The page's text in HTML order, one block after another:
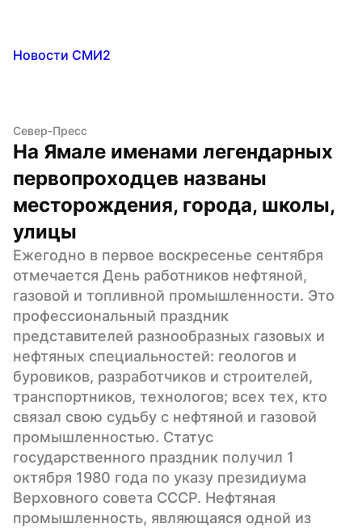
Новости СМИ2
Север-Пресс
На Ямале именами легендарных
первопроходцев названы
месторождения, города, школы,
улицы
Ежегодно в первое воскресенье сентября
отмечается День работников нефтяной,
газовой и топливной промышленности. Это
профессиональный праздник
представителей разнообразных газовых и
нефтяных специальностей: геологов и
буровиков, разработчиков и строителей,
транспортников, технологов; всех тех, кто
связал свою судьбу с нефтяной и газовой
промышленностью. Статус
государственного праздник получил 1
октября 1980 года по указу президиума
Верховного совета СССР. Нефтяная
промышленность, являющаяся одной из